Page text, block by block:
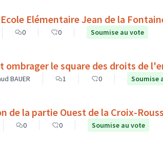
Elémentaire Jean de la
0 0 Soumise au vote
ombrager le square des droits de
BAUER 1 0 Soumise
de la partie Ouest de la Croix-
0 0 Soumise au vote